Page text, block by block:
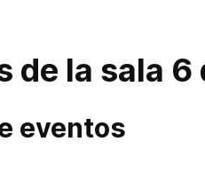
de la sala
eventos